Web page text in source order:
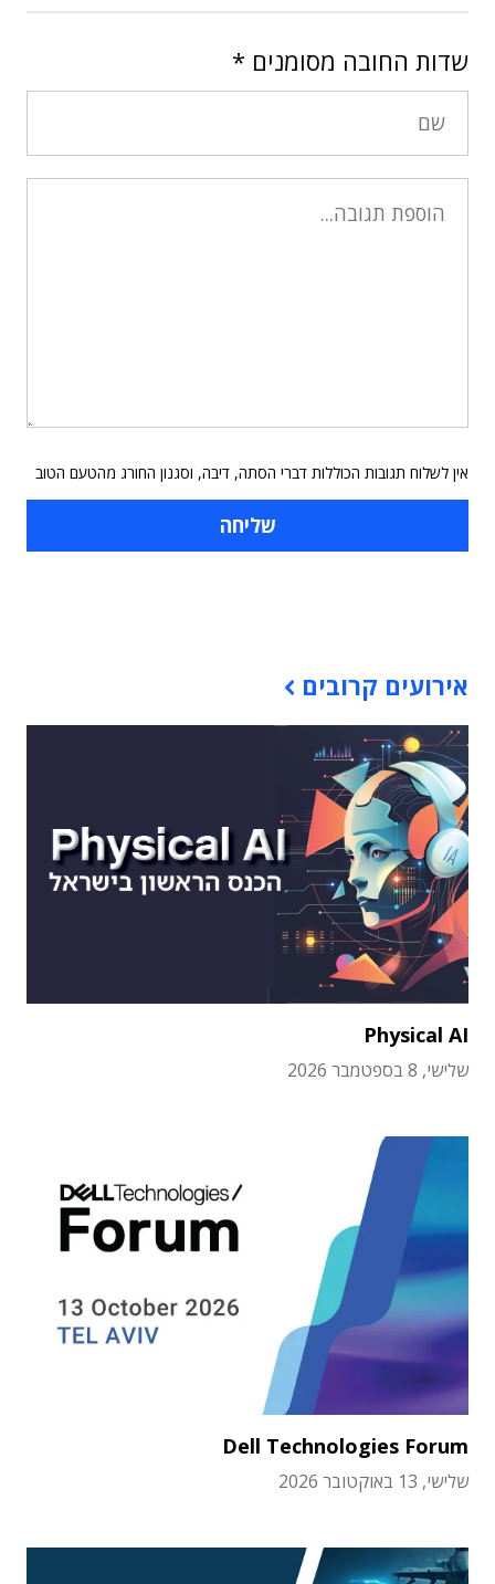
שדות החובה מסומנים *
אין לשלוח תגובות הכוללות דברי הסתה, דיבה, וסגנון החורג מהטעם הטוב
אירועים קרובים
Physical AI
שלישי, 8 בספטמבר 2026
Dell Technologies Forum
שלישי, 13 באוקטובר 2026